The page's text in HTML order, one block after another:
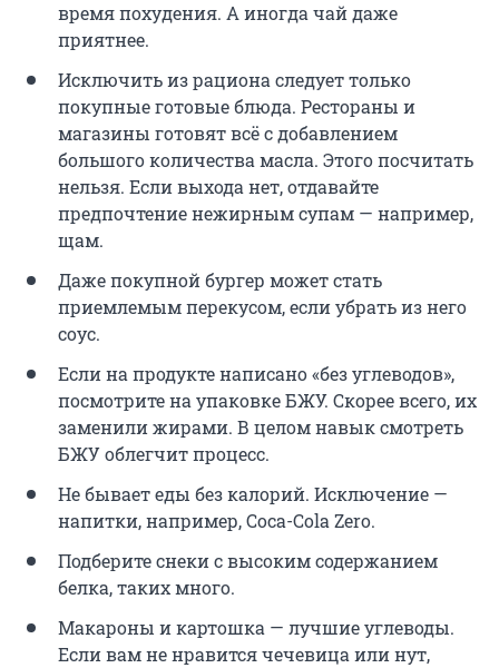
время похудения. А иногда чай даже
приятнее.
Исключить из рациона следует только
покупные готовые блюда. Рестораны и
магазины готовят всё с добавлением
большого количества масла. Этого посчитать
нельзя. Если выхода нет, отдавайте
предпочтение нежирным супам — например,
щам.
Даже покупной бургер может стать
приемлемым перекусом, если убрать из него
соус.
Если на продукте написано «без углеводов»,
посмотрите на упаковке БЖУ. Скорее всего, их
заменили жирами. В целом навык смотреть
БЖУ облегчит процесс.
Не бывает еды без калорий. Исключение —
напитки, например, Coca-Cola Zero.
Подберите снеки с высоким содержанием
белка, таких много.
Макароны и картошка — лучшие углеводы.
Если вам не нравится чечевица или нут,